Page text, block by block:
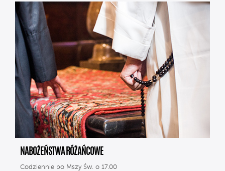
NABOŻEŃSTWA RÓŻAŃCOWE
Codziennie po Mszy Św. o 17.00